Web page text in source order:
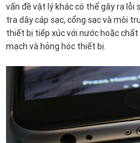
vấn đề vật lý khác có thể gây ra lỗi
tra dây cáp sạc, cổng sạc và môi
thiết bị tiếp xúc với nước hoặc
mạch và hỏng hóc thiết bị.